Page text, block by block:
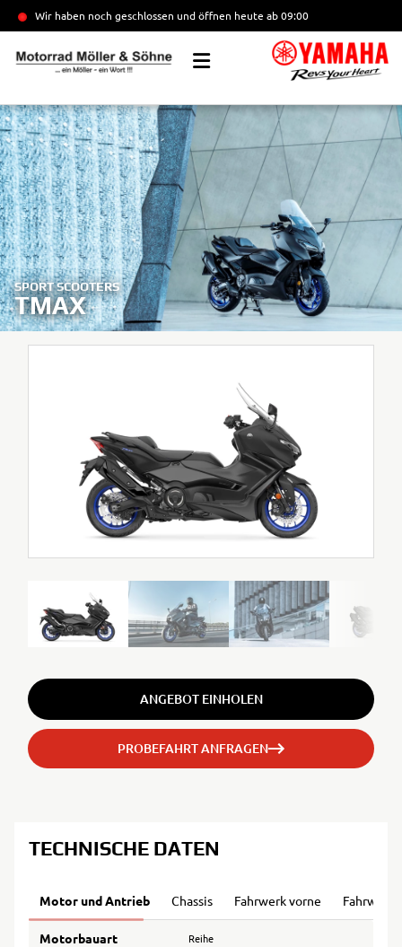
Wir haben noch geschlossen und öffnen heute ab 09:00
SPORT SCOOTERS
TMAX
ANGEBOT EINHOLEN
PROBEFAHRT ANFRAGEN
TECHNISCHE DATEN
Motor und Antrieb Chassis Fahrwerk vorne Fahrwerk
Motorbauart Reihe